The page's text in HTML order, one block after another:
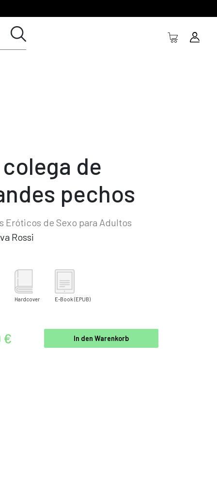
de
pechos
Eróticos de Sexo para Adultos
Rossi
Hardcover E-Book (EPUB)
€ In den Warenkorb